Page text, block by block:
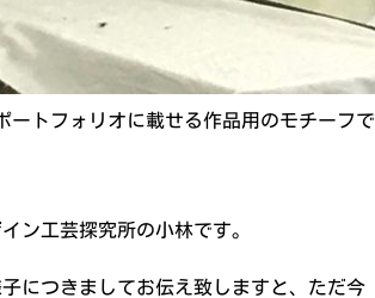
ートフォリオに載せる作品用のモチーフ
ン工芸探究所の小林です。
につきましてお伝え致しますと、ただ今